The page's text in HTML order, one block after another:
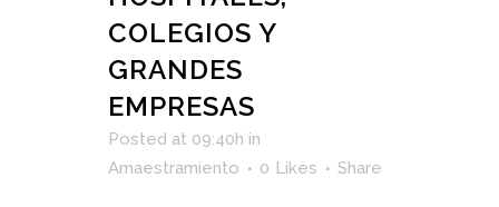
COLEGIOS Y
GRANDES
EMPRESAS
Posted at 09:40h in
Amaestramiento
0 Likes Share